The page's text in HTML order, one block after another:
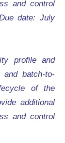
and control
date: July
profile and
and batch-to-
of the
additional
and control